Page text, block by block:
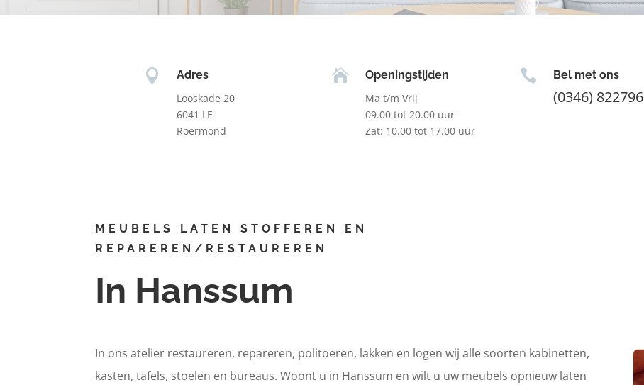

Adres
Looskade 20
6041 LE
Roermond

Openingstijden
Ma t/m Vrij
09.00 tot 20.00 uur
Zat: 10.00 tot 17.00 uur
 Bel met ons
(0346) 822796
MEUBELS LATEN STOFFEREN EN
REPAREREN/RESTAUREREN
In Hanssum
In ons atelier restaureren, repareren, politoeren, lakken en logen wij alle soorten kabinetten,
kasten, tafels, stoelen en bureaus. Woont u in Hanssum en wilt u uw meubels opnieuw laten